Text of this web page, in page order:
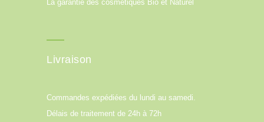
La garantie des cosmétiques Bio et Naturel
Livraison
Commandes expédiées du lundi au samedi.
Délais de traitement de 24h à 72h